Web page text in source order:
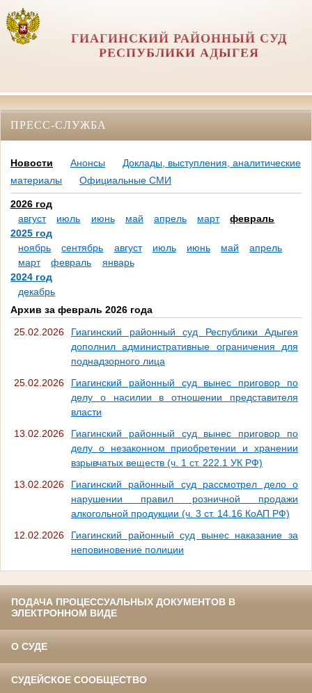
ГИАГИНСКИЙ РАЙОННЫЙ СУД
РЕСПУБЛИКИ АДЫГЕЯ
ПРЕСС-СЛУЖБА
Новости Анонсы
Доклады, выступления, аналитические
материалы
Официальные СМИ
2026 год
август
июль июнь май апрель март
февраль
2025 год
ноябрь
сентябрь август июль июнь май
апрель
март
февраль
январь
2024 год
декабрь
Архив за февраль 2026 года
25.02.2026
Гиагинский районный суд Республики Адыгея
дополнил административные ограничения для
поднадзорного лица
25.02.2026
Гиагинский районный суд вынес приговор по
делу о насилии в отношении представителя
власти
13.02.2026
Гиагинский районный суд вынес приговор по
делу о незаконном приобретении и хранении
взрывчатых веществ (ч. 1 ст. 222.1 УК РФ)
13.02.2026
Гиагинский районный суд рассмотрел дело о
нарушении правил розничной продажи
алкогольной продукции (ч. 3 ст. 14.16 КоАП РФ)
12.02.2026
Гиагинский районный суд вынес наказание за
неповиновение полиции
ПОДАЧА ПРОЦЕССУАЛЬНЫХ ДОКУМЕНТОВ В
ЭЛЕКТРОННОМ ВИДЕ
О СУДЕ
СУДЕЙСКОЕ СООБЩЕСТВО